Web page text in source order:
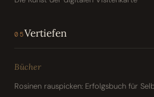
05Vertiefen
Bücher
Rosinen rauspicken: Erfolgsbuch für